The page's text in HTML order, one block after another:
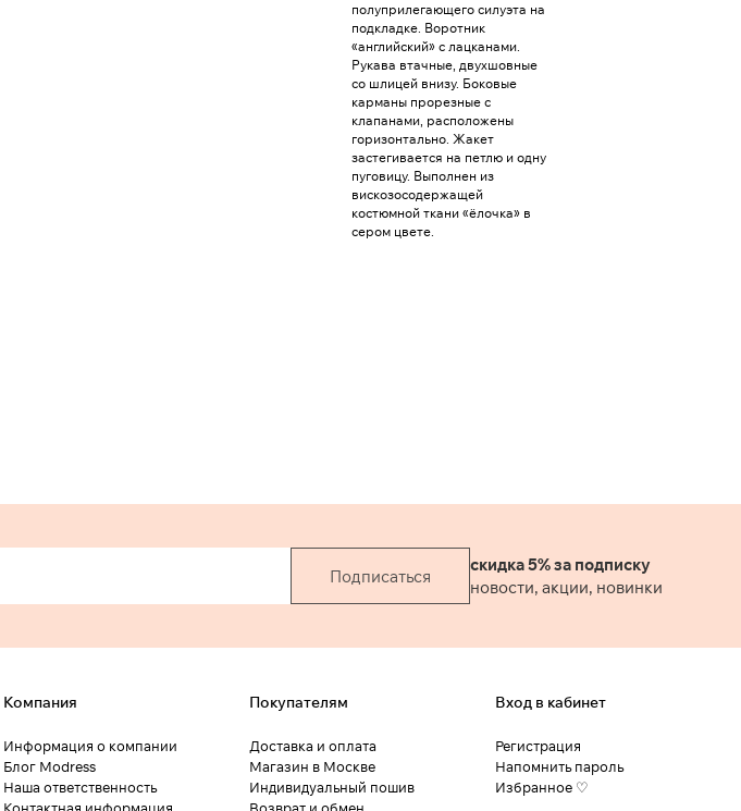
полуприлегающего силуэта на
подкладке. Воротник
«английский» с лацканами.
Рукава втачные, двухшовные
со шлицей внизу. Боковые
карманы прорезные с
клапанами, расположены
горизонтально. Жакет
застегивается на петлю и одну
пуговицу. Выполнен из
вискозосодержащей
костюмной ткани «ёлочка» в
сером цвете.
Подписаться
скидка 5% за подписку
новости, акции, новинки
Компания
Информация о компании
Блог Modress
Наша ответственность
Покупателям
Доставка и оплата
Магазин в Москве
Индивидуальный пошив
Вход в кабинет
Регистрация
Напомнить пароль
Избранное ♡